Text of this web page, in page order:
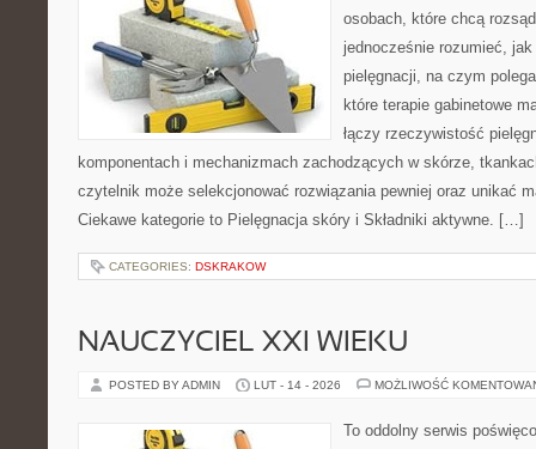
osobach, które chcą
jednocześnie rozumieć, jak
pielęgnacji, na czym
które terapie gabinetowe
łączy rzeczywistość
komponentach i mechanizmach zachodzących w skórze,
czytelnik może selekcjonować rozwiązania pewniej oraz unikać
Ciekawe kategorie to Pielęgnacja skóry i Składniki aktywne. […]
CATEGORIES: DSKRAKOW
NAUCZYCIEL XXI WIEKU
POSTED BY ADMIN LUT - 14 - 2026 MOŻLIWOŚĆ
To oddolny serwis